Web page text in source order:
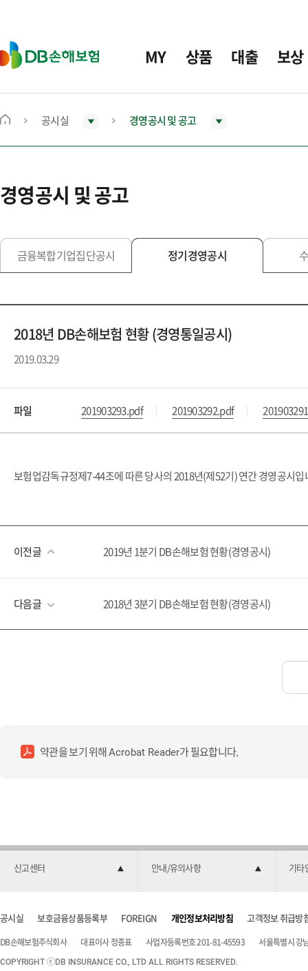
D
B
보
MY 상품 대출 보상
메
으
로
동
공시실 경영공시 및 공고
경영공시 및 공고
금융복합기업집단공시 정기경영공시
2018년 DB손해보험 현황 (경영통일공시)
2019.03.29
파일 201903293.pdf 201903292.pdf
보험업감독규정제7-44조에 따른 당사의 2018년(제52기) 연간 경영공시입
이전글 2019년 1분기 DB손해보험 현황(경영공시)
다음글 2018년 3분기 DB손해보험 현황(경영공시)
약관을 보기 위해Acrobat Reader가 필요합니다.
신고센터 안내/유의사항 기타
공시실 보호금융상품등록부 FOREIGN 개인정보처리방침 고객정보 취급방
DB손해보험주식회사 대표이사 정종표 사업자등록번호 201-81-45593 서울특별시 강
COPYRIGHT ⓒDB INSURANCE CO., LTD ALL RIGHTS RESERVED.